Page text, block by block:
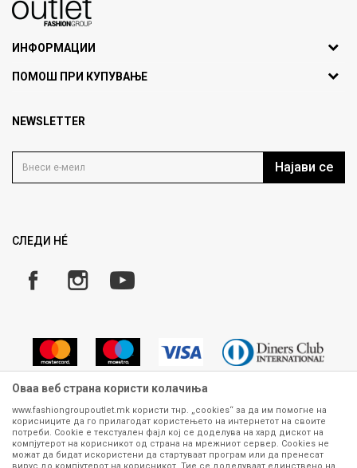
ИНФОРМАЦИИ
За нас
Продавница
Кариера
ПОМОШ ПРИ КУПУВАЊЕ
Политика на приватност
Како да купите
Замена и рефундација на производи
Плаќање
NEWSLETTER
Најави се
СЛЕДИ НÉ
Сите информации околу производите кои се изложени на нашата
онлајн продавница се стремиме да бидат конкретни, точни и прецизни,
меѓутоа не можеме да гарантираме дека се без ниту една грешка или
Оваа веб страна користи колачиња
www.fashiongroupoutlet.mk користи тнр. „cookies“ за да им помогне на
корисниците да го прилагодат користењето на интернетот на своите
потреби. Cookie е текстуален фајл кој се доделува на хард дискот на
компјутерот на корисникот од страна на мрежниот сервер. Cookies не
можат да бидат искористени да стартуваат програм или да пренесат